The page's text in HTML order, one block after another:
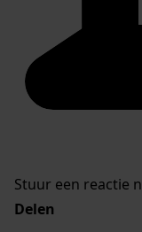
Stuur een reactie
Delen